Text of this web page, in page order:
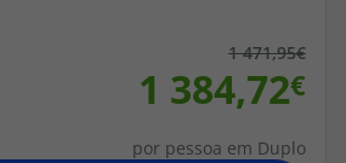
1 471,95
1 384,72
por pessoa em Duplo